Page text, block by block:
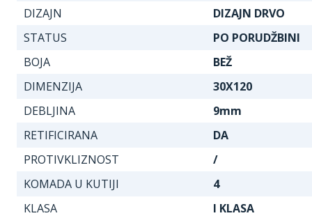
DIZAJN
DIZAJN DRVO
STATUS
PO PORUDŽBINI
BOJA
BEŽ
DIMENZIJA
30X120
DEBLJINA
9mm
RETIFICIRANA
DA
PROTIVKLIZNOST
/
KOMADA U KUTIJI
4
KLASA
I KLASA